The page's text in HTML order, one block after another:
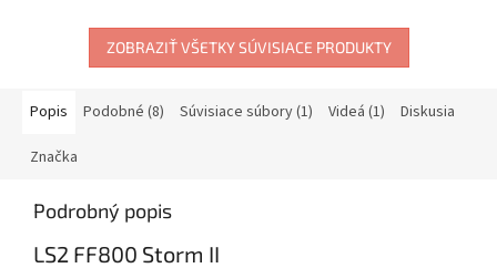
ZOBRAZIŤ VŠETKY SÚVISIACE PRODUKTY
Popis Podobné (8) Súvisiace súbory (1) Videá (1) Diskusia
Značka
Podrobný popis
LS2 FF800 Storm II